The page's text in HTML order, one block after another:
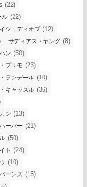
(22)
ル (22)
ツ・ディオプ(12)
サディアス・ヤング (8)
ン (50)
プリモ (23)
ランデール (10)
キャッスル (36)
ン (13)
ーパー (21)
(50)
ト (24)
(10)
ーンズ (15)